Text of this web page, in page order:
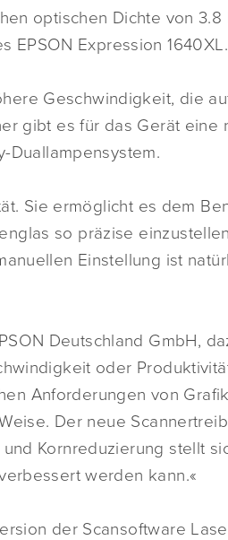
optischen Dichte von 3.8
EPSON Expression 1640XL.
Geschwindigkeit, die
gibt es für das Gerät eine
Duallampensystem.
Sie ermöglicht es dem
so präzise
Einstellung ist
Deutschland GmbH,
oder
Anforderungen von
Der neue
Kornreduzierung stellt
werden kann.«
der Scansoftware